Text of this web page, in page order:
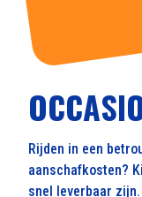
Rijden in een
aanschafkosten?
snel leverbaar